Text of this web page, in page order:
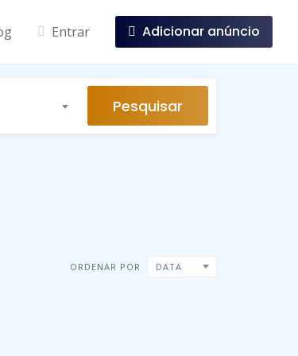
Entrar Adicionar anúncio
Pesquisar
ORDENAR POR DATA